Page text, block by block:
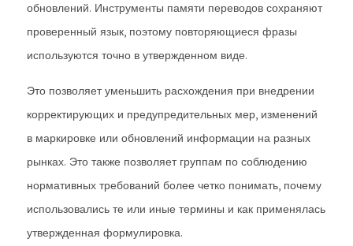
обновлений. Инструменты памяти переводов сохраняют
проверенный язык, поэтому повторяющиеся фразы
используются точно в утвержденном виде.
Это позволяет уменьшить расхождения при внедрении
корректирующих и предупредительных мер, изменений
в маркировке или обновлений информации на разных
рынках. Это также позволяет группам по соблюдению
нормативных требований более четко понимать, почему
использовались те или иные термины и как применялась
утвержденная формулировка.